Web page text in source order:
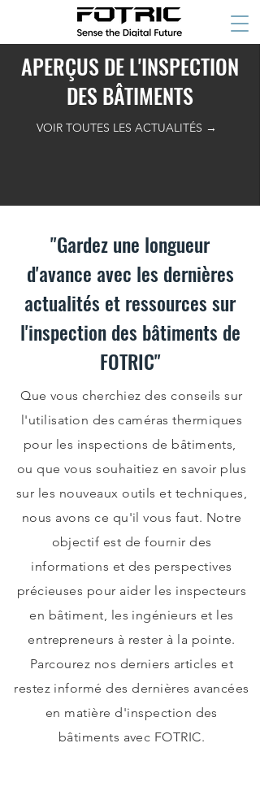
APERÇUS DE L'INSPECTION
DES BÂTIMENTS
VOIR TOUTES LES ACTUALITÉS →
"Gardez une longueur
d'avance avec les dernières
actualités et ressources sur
l'inspection des bâtiments de
FOTRIC"
Que vous cherchiez des conseils sur
l'utilisation des caméras thermiques
pour les inspections de bâtiments,
ou que vous souhaitiez en savoir plus
sur les nouveaux outils et techniques,
nous avons ce qu'il vous faut. Notre
objectif est de fournir des
informations et des perspectives
précieuses pour aider les inspecteurs
en bâtiment, les ingénieurs et les
entrepreneurs à rester à la pointe.
Parcourez nos derniers articles et
restez informé des dernières avancées
en matière d'inspection des
bâtiments avec FOTRIC.